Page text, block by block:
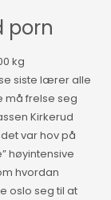
porn
kg
siste lærer alle
må frelse seg
Kirkerud
var hov på
høyintensive
hvordan
oslo seg til at